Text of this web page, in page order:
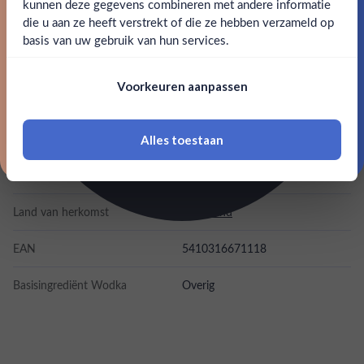
Ja Nee
18 jaar of ouder zijn
verkocht.
Smirnoff
Land van herkomst Schotland
EAN 5410316671118
Basisingrediënt Wodka Overig
kunnen deze gegevens combineren met andere informatie
die u aan ze heeft verstrekt of die ze hebben verzameld op
basis van uw gebruik van hun services.
Voorkeuren aanpassen
Alles toestaan
Claim mijn korting